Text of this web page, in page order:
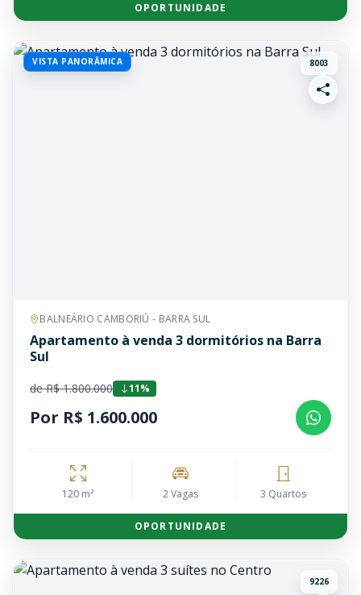
OPORTUNIDADE
VISTA PANORÂMICA 8003
BALNEÁRIO CAMBORIÚ - BARRA SUL
Apartamento à venda 3 dormitórios na Barra
Sul
de R$ 1.800.000 11%
Por R$ 1.600.000
120 m² 2 Vagas 3 Quartos
OPORTUNIDADE
9226